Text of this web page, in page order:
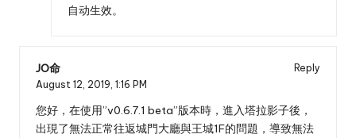
自动生效。
JO命
Reply
August 12, 2019, 1:16 PM
您好，在使用”v0.6.7.1 beta”版本時，進入塔拉影子後，
出現了無法正常往返城門大廳與王城1F的問題，導致無法